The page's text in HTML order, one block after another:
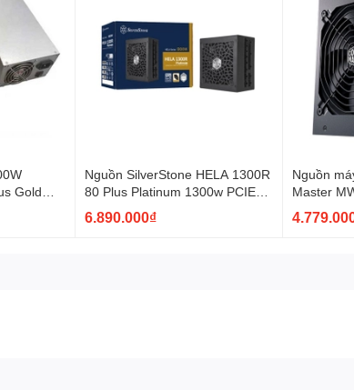
Gold
Nguồn SilverStone HELA 1300R
80 Plus Platinum 1300w PCIE5
Full Modular
6.890.000₫
Nguồn
Master
ATX 3.0